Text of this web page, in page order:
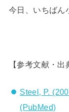
今日、いちばん
【参考文献・出
Steel, P.
(PubMed)